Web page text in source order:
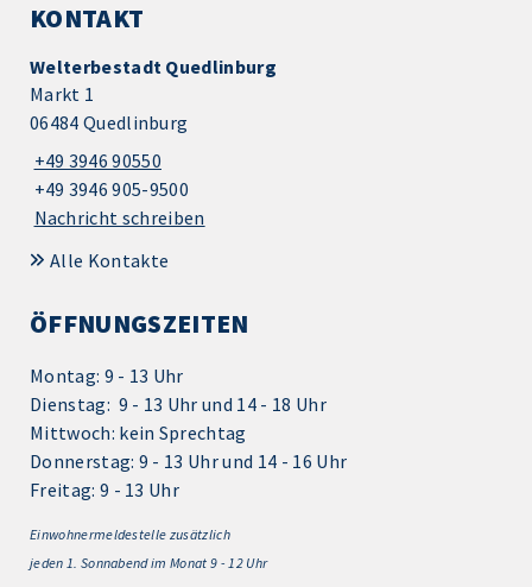
KONTAKT
Welterbestadt Quedlinburg
Markt 1
06484 Quedlinburg
+49 3946 90550
+49 3946 905-9500
Nachricht schreiben
Alle Kontakte
ÖFFNUNGSZEITEN
Montag: 9 - 13 Uhr
Dienstag: 9 - 13 Uhr und 14 - 18 Uhr
Mittwoch: kein Sprechtag
Donnerstag: 9 - 13 Uhr und 14 - 16 Uhr
Freitag: 9 - 13 Uhr
Einwohnermeldestelle zusätzlich
jeden 1. Sonnabend im Monat 9 - 12 Uhr